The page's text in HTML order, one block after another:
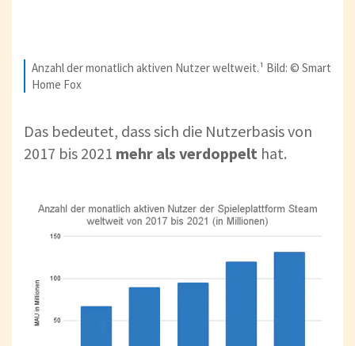
Anzahl der monatlich aktiven Nutzer weltweit.¹ Bild: © Smart
Home Fox
Das bedeutet, dass sich die Nutzerbasis von
2017 bis 2021 mehr als verdoppelt hat.